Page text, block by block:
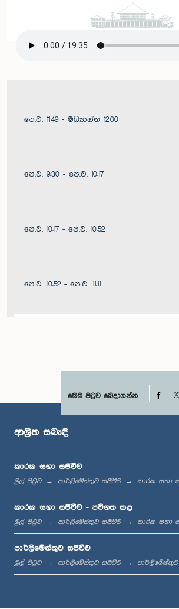
පෙ.ව. 11:49 - මධ්‍යාහ්න 12:00
පෙ.ව. 9:30 - පෙ.ව. 10:17
පෙ.ව. 10:17 - පෙ.ව. 10:52
පෙ.ව. 10:52 - පෙ.ව. 11:11
පෙ.ව. 11:30 - පෙ.ව. 11:40
මධ්‍යාහ්න 12:00 - ප.ව. 12:05
ප.ව. 12:05 - ප.ව. 12:13
මෙම පිටුව බෙදාගන්න
ආශ්‍රිත සබැඳි
කාරක සභා සජීවීව
මුල් පිටුව පාර්ලිමේන්තුව සජීවීව කාරක සභා
කාරක සභා සජීවීව - පටිගත කළ
මුල් පිටුව පාර්ලිමේන්තුව සජීවීව කාරක සභා
පාර්ලිමේන්තුව සජීවීව
මුල් පිටුව පාර්ලිමේන්තුව සජීවීව